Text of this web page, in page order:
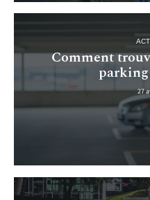
Comment
parking
27